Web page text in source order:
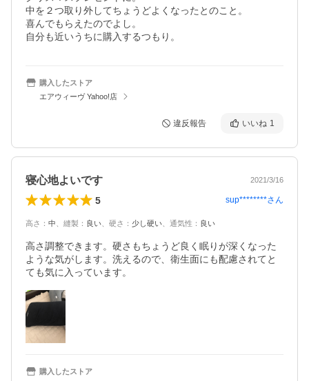
中を２つ取り外してちょうどよくなったとのこと。
喜んでもらえたのでよし。
自分も近いうちに購入するつもり。
購入したストア
エアウィーヴ Yahoo!店
違反報告 いいね 1
寝心地よいです 2021/3/16
5 sup********さん
高さ ： 中 縫製 ： 良い 硬さ ： 少し硬い 通気性 ： 良い
高さ調整できます。硬さもちょうど良く眠りが深くなった
ような気がします。洗えるので、衛生面にも配慮されてと
ても気に入っています。
購入したストア